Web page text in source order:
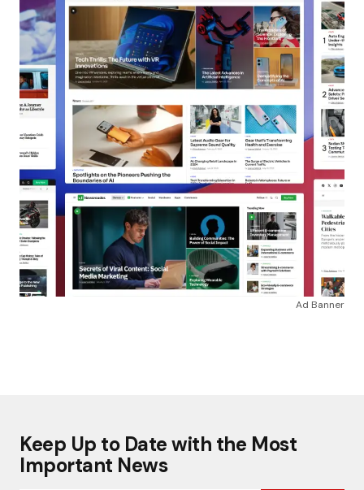
Ad Banner
Keep Up to Date with the Most
Important News